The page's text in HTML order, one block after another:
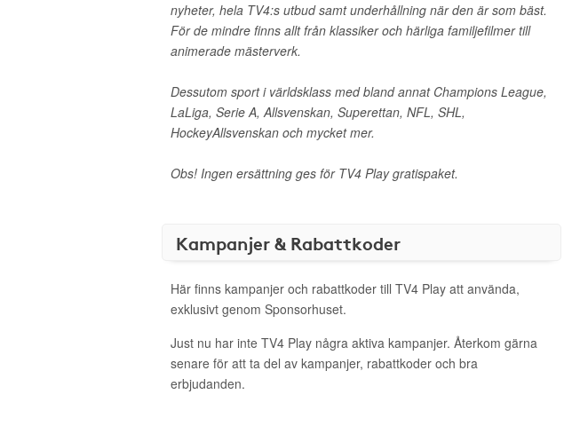
nyheter, hela TV4:s utbud samt underhållning när den är som bäst.
För de mindre finns allt från klassiker och härliga familjefilmer till
animerade mästerverk.
Dessutom sport i världsklass med bland annat Champions League,
LaLiga, Serie A, Allsvenskan, Superettan, NFL, SHL,
HockeyAllsvenskan och mycket mer.
Obs! Ingen ersättning ges för TV4 Play gratispaket.
Kampanjer & Rabattkoder
Här finns kampanjer och rabattkoder till TV4 Play att använda,
exklusivt genom Sponsorhuset.
Just nu har inte TV4 Play några aktiva kampanjer. Återkom gärna
senare för att ta del av kampanjer, rabattkoder och bra
erbjudanden.